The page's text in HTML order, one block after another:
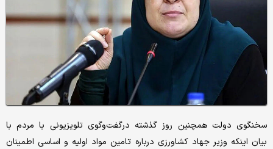
سخنگوی دولت همچنین روز گذشته درگفت‌وگوی تلویزیونی با مردم با
بیان اینکه وزیر جهاد کشاورزی درباره تامین مواد اولیه و اساسی اطمینان